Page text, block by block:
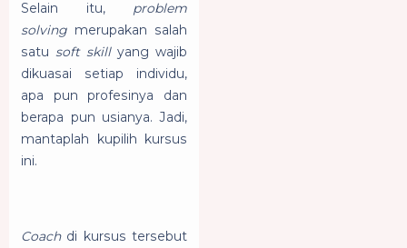
Selain itu, problem
solving merupakan salah
satu soft skillyang wajib
dikuasai setiap individu,
apa pun profesinya dan
berapa pun usianya. Jadi,
mantaplah kupilih kursus
ini.
Coach di kursus tersebut